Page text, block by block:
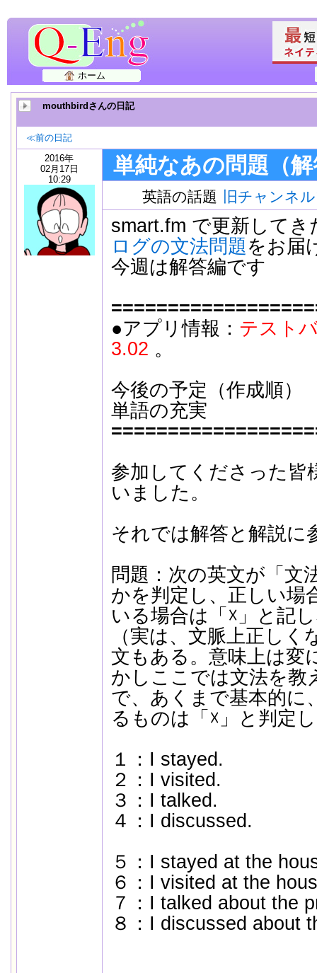
ホーム
mouthbirdさんの日記
≪前の日記
2016年
02月17日
10:29
単純なあの問題（
英語の話題 旧チャンネ
smart.fm で更新してき
ログの文法問題をお届
今週は解答編です
●アプリ情報： テスト
3.02 。
今後の予定（作成順）
単語の充実
参加してくださった皆
いました。
それでは解答と解説に
問題：次の英文が「文
かを判定し、正しい場
いる場合は「☓」と記
（実は、文脈上正し
文もある。意味上は変
かしここでは文法を教
で、あくまで基本的に
るものは「☓」と判定
１：I stayed.
２：I visited.
３：I talked.
４：I discussed.
５：I stayed at the
６：I visited at the
７：I talked about the
８：I discussed about